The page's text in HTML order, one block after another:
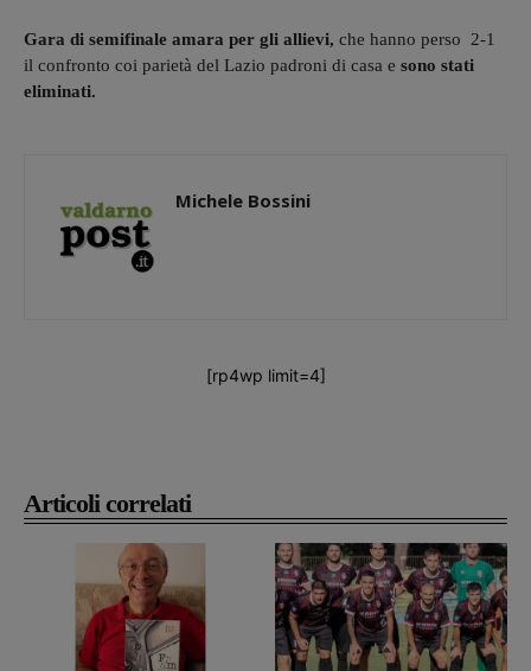
Articoli correlati
Gara di semifinale amara per gli allievi, che hanno perso 2-1
il confronto coi parietà del Lazio padroni di casa e sono stati
eliminati.
Michele Bossini
[rp4wp limit=4]